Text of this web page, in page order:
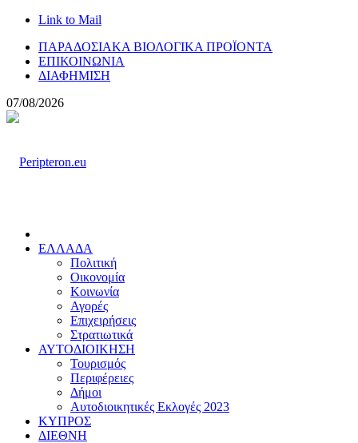
Link to Mail
ΠΑΡΑΔΟΣΙΑΚΑ ΒΙΟΛΟΓΙΚΑ ΠΡΟΪΟΝΤΑ
ΕΠΙΚΟΙΝΩΝΙΑ
ΔΙΑΦΗΜΙΣΗ
07/08/2026
ΕΛΛΑΔΑ
Πολιτική
Οικονομία
Κοινωνία
Αγορές
Επιχειρήσεις
Στρατιωτικά
ΑΥΤΟΔΙΟΙΚΗΣΗ
Τουρισμός
Περιφέρειες
Δήμοι
Αυτοδιοικητικές Εκλογές 2023
ΚΥΠΡΟΣ
ΔΙΕΘΝΗ